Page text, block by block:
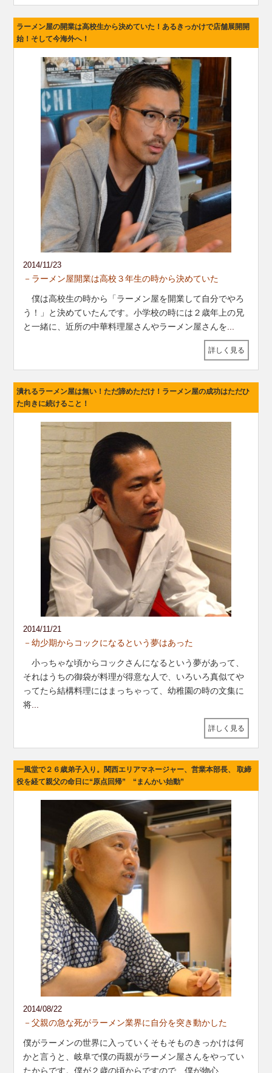
ラーメン屋の開業は高校生から決めていた！あるきっかけで店舗展開開
始！そして今海外へ！
2014/11/23
－ラーメン屋開業は高校３年生の時から決めていた
僕は高校生の時から「ラーメン屋を開業して自分でやろ
う！」と決めていたんです。小学校の時には２歳年上の兄
と一緒に、近所の中華料理屋さんやラーメン屋さんを
詳しく見る
潰れるラーメン屋は無い！ただ諦めただけ！ラーメン屋の成功はただひ
た向きに続けること！
2014/11/21
－幼少期からコックになるという夢はあった
小っちゃな頃からコックさんになるという夢があって、
それはうちの御袋が料理が得意な人で、いろいろ真似てや
ってたら結構料理にはまっちゃって、幼稚園の時の文集に
将...
詳しく見る
一風堂で２６歳弟子入り。関西エリアマネージャー、営業本部長、 取締
役を経て親父の命日に“原点回帰” “まんかい始動”
2014/08/22
－父親の急な死がラーメン業界に自分を突き動かした
僕がラーメンの世界に入っていくそもそものきっかけは何
かと言うと、岐阜で僕の両親がラーメン屋さんをやってい
たからです。僕が２歳の頃からですので、僕が物心...